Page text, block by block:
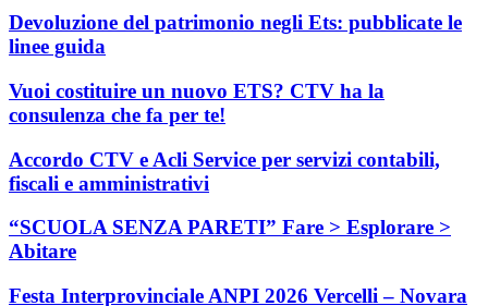
Devoluzione del patrimonio negli Ets: pubblicate le
linee guida
Vuoi costituire un nuovo ETS? CTV ha la
consulenza che fa per te!
Accordo CTV e Acli Service per servizi contabili,
fiscali e amministrativi
“SCUOLA SENZA PARETI” Fare > Esplorare >
Abitare
Festa Interprovinciale ANPI 2026 Vercelli – Novara